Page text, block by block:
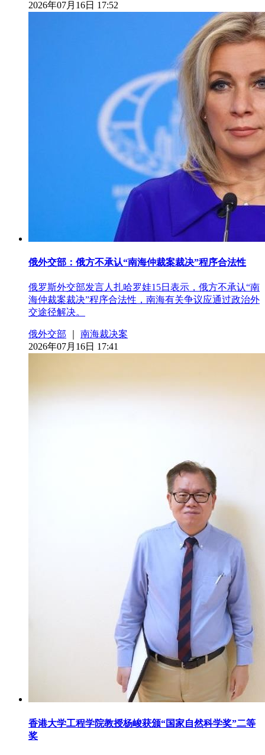
2026年07月16日 17:52
俄外交部：俄方不承认“南海仲裁案裁决”程序合法性
俄罗斯外交部发言人扎哈罗娃15日表示，俄方不承认“南
海仲裁案裁决”程序合法性，南海有关争议应通过政治外
交途径解决。
俄外交部
南海裁决案
2026年07月16日 17:41
香港大学工程学院教授杨峻获颁“国家自然科学奖”二等
奖